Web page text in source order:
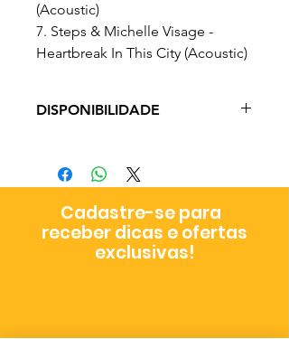
(Acoustic)
7. Steps & Michelle Visage -
Heartbreak In This City (Acoustic)
DISPONIBILIDADE
Prazo de Entrega: 3 - 19 dias úteis
Cadastre-se para
receber dicas e ofertas
exclusivas!